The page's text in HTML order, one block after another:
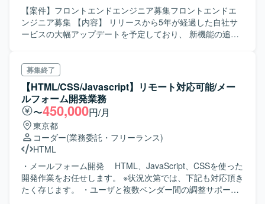
【案件】フロントエンドエンジニア募集フロントエンドエ
ンジニア募集 【内容】 リリースから5年が経過した自社サ
ービスの大幅アップデートを予定しており、 新機能の追加
てることにやりがいを感じられる方におすすめです。 参加
していただくチームは エンジニア4名、デザイナー2名、デ
ィレクター3名の小規模なチームです。
募集終了
【HTML/CSS/Javascript】リモート対応可能/メー
ルフォーム開発業務
〜450,000円/月
東京都
コーダー(業務委託・フリーランス)
HTML
・メールフォーム開発 HTML、JavaScript、CSSを使った
開発作業をお任せします。 ※状況次第では、下記も対応頂き
たく存じます。 ・ユーザと複数ベンダー間の調整サポート